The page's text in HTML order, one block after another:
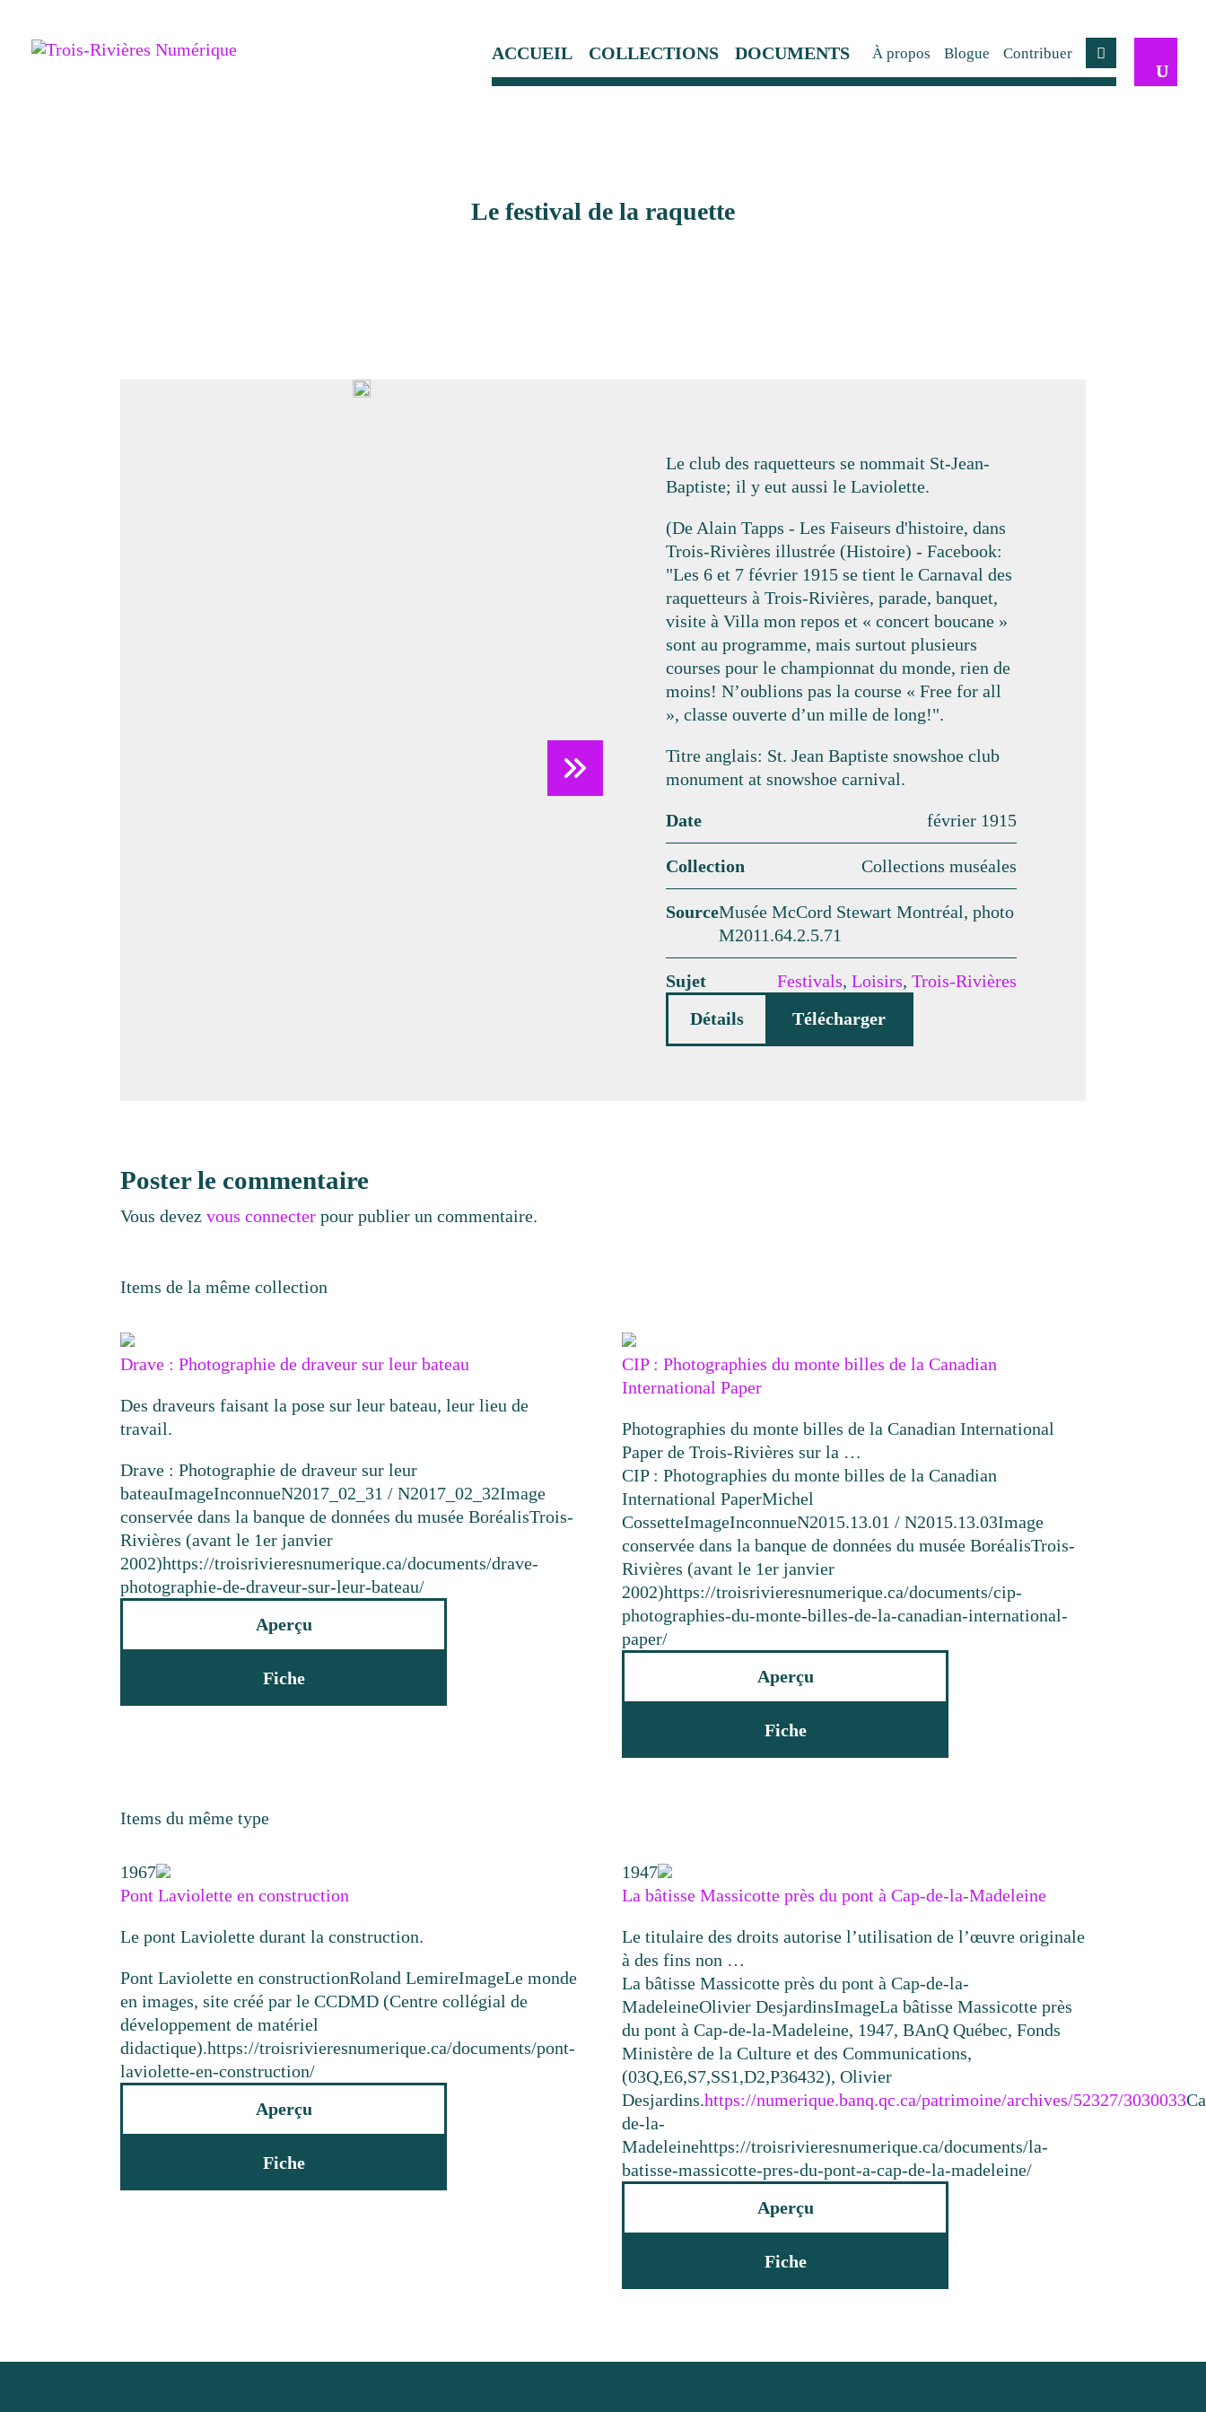
ACCUEIL COLLECTIONS DOCUMENTS À propos Blogue Contribuer Compte
Le festival de la raquette
Le club des raquetteurs se nommait St-Jean-
Baptiste; il y eut aussi le Laviolette.
(De Alain Tapps - Les Faiseurs d'histoire, dans
Trois-Rivières illustrée (Histoire) - Facebook:
"Les 6 et 7 février 1915 se tient le Carnaval des
raquetteurs à Trois-Rivières, parade, banquet,
visite à Villa mon repos et « concert boucane »
sont au programme, mais surtout plusieurs
courses pour le championnat du monde, rien de
moins! N’oublions pas la course « Free for all
», classe ouverte d’un mille de long!".
Titre anglais: St. Jean Baptiste snowshoe club
monument at snowshoe carnival.
Date février 1915
Collection Collections muséales
SourceMusée McCord Stewart Montréal, photo
M2011.64.2.5.71
Sujet Festivals, Loisirs, Trois-Rivières
Détails
Télécharger
Poster le commentaire
Vous devezvous connecter pour publier un commentaire.
Items de la même collection
Drave : Photographie de draveur sur leur bateau
Des draveurs faisant la pose sur leur bateau, leur lieu de
travail.
Drave : Photographie de draveur sur leur
bateauImageInconnueN2017_02_31 / N2017_02_32Image
conservée dans la banque de données du musée BoréalisTrois-
Rivières (avant le 1er janvier
2002)https://troisrivieresnumerique.ca/documents/drave-
photographie-de-draveur-sur-leur-bateau/
Aperçu
Fiche
CIP : Photographies du monte billes de la Canadian
International Paper
Photographies du monte billes de la Canadian International
Paper de Trois-Rivières sur la …
CIP : Photographies du monte billes de la Canadian
International PaperMichel
CossetteImageInconnueN2015.13.01 / N2015.13.03Image
conservée dans la banque de données du musée BoréalisTrois-
Rivières (avant le 1er janvier
2002)https://troisrivieresnumerique.ca/documents/cip-
photographies-du-monte-billes-de-la-canadian-international-
paper/
Aperçu
Fiche
Items du même type
1967
Pont Laviolette en construction
Le pont Laviolette durant la construction.
Pont Laviolette en constructionRoland LemireImageLe monde
en images, site créé par le CCDMD (Centre collégial de
développement de matériel
didactique).https://troisrivieresnumerique.ca/documents/pont-
laviolette-en-construction/
Aperçu
Fiche
1947
La bâtisse Massicotte près du pont à Cap-de-la-Madeleine
Le titulaire des droits autorise l’utilisation de l’œuvre originale
à des fins non …
La bâtisse Massicotte près du pont à Cap-de-la-
MadeleineOlivier DesjardinsImageLa bâtisse Massicotte près
du pont à Cap-de-la-Madeleine, 1947, BAnQ Québec, Fonds
Ministère de la Culture et des Communications,
(03Q,E6,S7,SS1,D2,P36432), Olivier
Desjardins.https://numerique.banq.qc.ca/patrimoine/archives/52327/3030033
de-la-
Madeleinehttps://troisrivieresnumerique.ca/documents/la-
batisse-massicotte-pres-du-pont-a-cap-de-la-madeleine/
Aperçu
Fiche